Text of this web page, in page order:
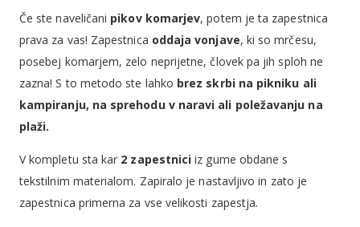
Če ste naveličani pikov komarjev, potem je ta zapestnica
prava za vas! Zapestnica oddaja vonjave, ki so mrčesu,
posebej komarjem, zelo neprijetne, človek pa jih sploh ne
zazna! S to metodo ste lahko brez skrbi na pikniku ali
kampiranju, na sprehodu v naravi ali poležavanju na
plaži.
V kompletu sta kar 2 zapestnici iz gume obdane s
tekstilnim materialom. Zapiralo je nastavljivo in zato je
zapestnica primerna za vse velikosti zapestja.